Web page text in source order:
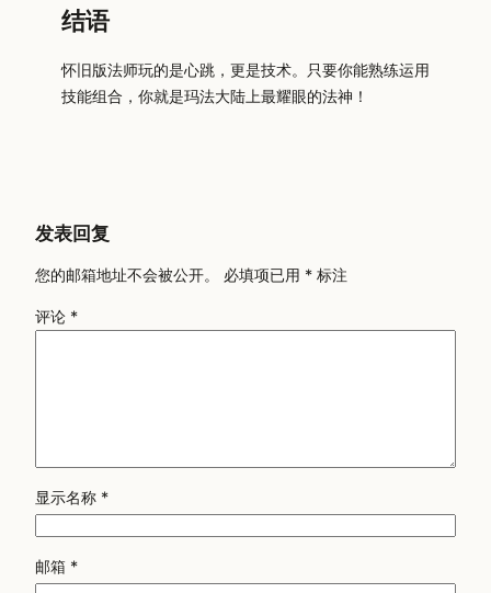
结语
怀旧版法师玩的是心跳，更是技术。只要你能熟练运用
技能组合，你就是玛法大陆上最耀眼的法神！
发表回复
您的邮箱地址不会被公开。 必填项已用 * 标注
评论 *
显示名称 *
邮箱 *